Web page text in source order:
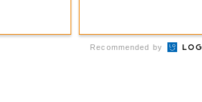
Recommended by